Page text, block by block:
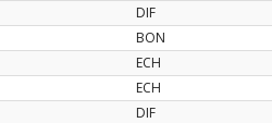
DIF
BON
ECH
ECH
DIF